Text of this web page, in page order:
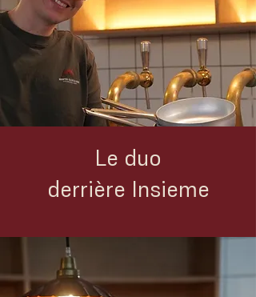
Le duo
derrière Insieme